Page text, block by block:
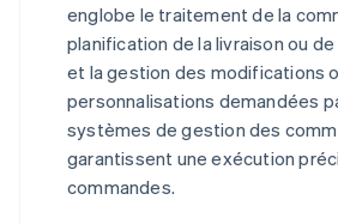
englobe le traitement de la
planification de la livraison ou
et la gestion des modifications
personnalisations demandées
systèmes de gestion des
garantissent une exécution
commandes.